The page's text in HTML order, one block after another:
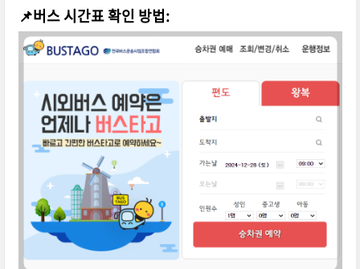
📌버스 시간표 확인 방법: